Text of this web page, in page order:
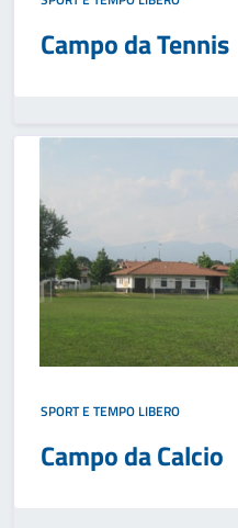
Campo da Tennis
SPORT E TEMPO LIBERO
Campo da Calcio